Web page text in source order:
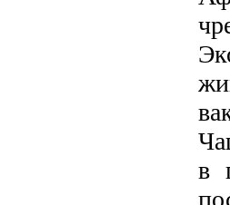
в